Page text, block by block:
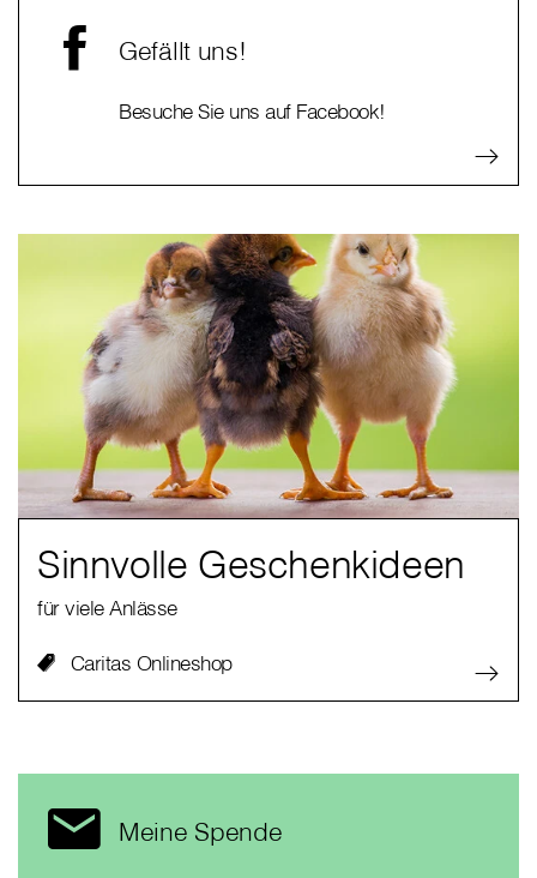
Gefällt uns!
Besuche Sie uns auf Facebook!
Sinnvolle Geschenkideen
für viele Anlässe
Caritas Onlineshop
Meine Spende